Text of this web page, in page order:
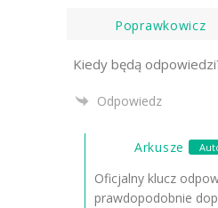
Poprawkowicz
Kiedy będą
Odpowiedz
Arkusze
Oficjalny klucz
prawdopodobnie